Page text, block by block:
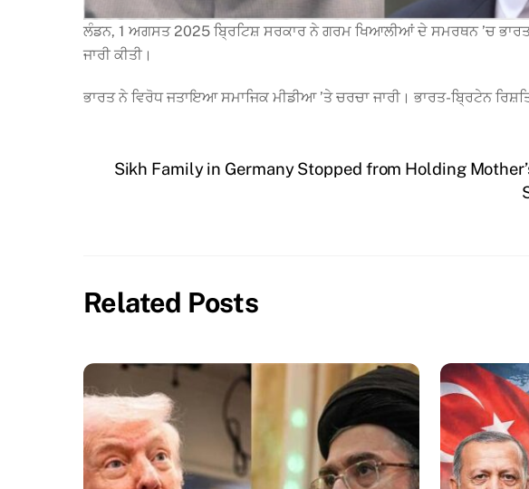
ਲੰਡਨ, 1 ਅਗਸਤ 2025 ਬ੍ਰਿਟਿਸ਼ ਸਰਕਾਰ ਨੇ ਗਰਮ ਖਿਆਲੀਆਂ ਦੇ ਸਮਰਥਨ ’ਚ ਭਾਰਤ
ਜਾਰੀ ਕੀਤੀ।
ਭਾਰਤ ਨੇ ਵਿਰੋਧ ਜਤਾਇਆ ਸਮਾਜਿਕ ਮੀਡੀਆ ’ਤੇ ਚਰਚਾ ਜਾਰੀ। ਭਾਰਤ-ਬ੍ਰਿਟੇਨ
Sikh Family in Germany Stopped from Holding
Related Posts